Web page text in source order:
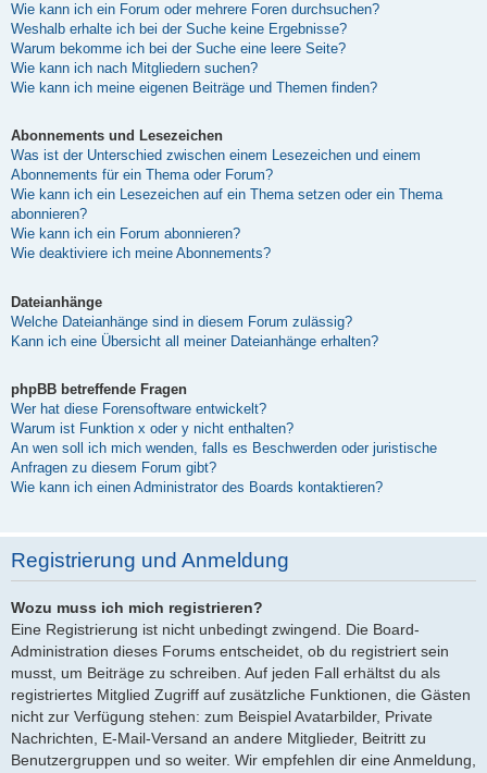
Wie kann ich ein Forum oder mehrere Foren durchsuchen?
Weshalb erhalte ich bei der Suche keine Ergebnisse?
Warum bekomme ich bei der Suche eine leere Seite?
Wie kann ich nach Mitgliedern suchen?
Wie kann ich meine eigenen Beiträge und Themen finden?
Abonnements und Lesezeichen
Was ist der Unterschied zwischen einem Lesezeichen und einem
Abonnements für ein Thema oder Forum?
Wie kann ich ein Lesezeichen auf ein Thema setzen oder ein Thema
abonnieren?
Wie kann ich ein Forum abonnieren?
Wie deaktiviere ich meine Abonnements?
Dateianhänge
Welche Dateianhänge sind in diesem Forum zulässig?
Kann ich eine Übersicht all meiner Dateianhänge erhalten?
phpBB betreffende Fragen
Wer hat diese Forensoftware entwickelt?
Warum ist Funktion x oder y nicht enthalten?
An wen soll ich mich wenden, falls es Beschwerden oder juristische
Anfragen zu diesem Forum gibt?
Wie kann ich einen Administrator des Boards kontaktieren?
Registrierung und Anmeldung
Wozu muss ich mich registrieren?
Eine Registrierung ist nicht unbedingt zwingend. Die Board-
Administration dieses Forums entscheidet, ob du registriert sein
musst, um Beiträge zu schreiben. Auf jeden Fall erhältst du als
registriertes Mitglied Zugriff auf zusätzliche Funktionen, die Gästen
nicht zur Verfügung stehen: zum Beispiel Avatarbilder, Private
Nachrichten, E-Mail-Versand an andere Mitglieder, Beitritt zu
Benutzergruppen und so weiter. Wir empfehlen dir eine Anmeldung,